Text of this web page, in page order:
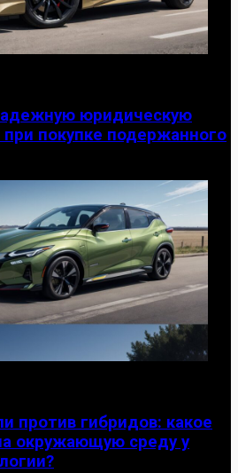
юридическую
покупке подержанного
против гибридов: какое
окружающую среду у